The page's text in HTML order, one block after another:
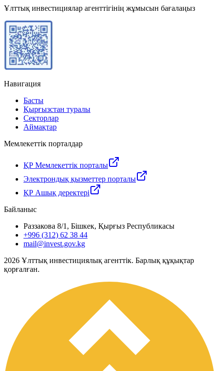
Ұлттық инвестициялар агенттігінің жұмысын бағалаңыз
Навигация
Басты
Қырғызстан туралы
Секторлар
Аймақтар
Мемлекеттік порталдар
ҚР Мемлекеттік порталы
Электрондық қызметтер порталы
ҚР Ашық деректері
Байланыс
Раззакова 8/1, Бішкек, Қырғыз Республикасы
+996 (312) 62 38 44
mail@invest.gov.kg
2026 Ұлттық инвестициялық агенттік. Барлық құқықтар
қорғалған.